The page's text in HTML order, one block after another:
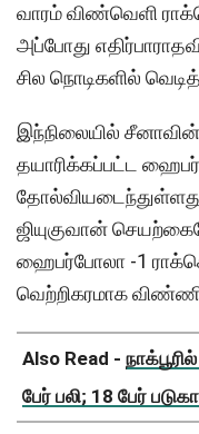
வாரம் விண்வெளி
அப்போது
சில நொடிகளில்
இந்நிலையில்
தயாரிக்கப்பட்ட
ஜியுகுவான்
ஹைபர்போலா -1
வெற்றிகரமாக
Also Read -
பேர் பலி; 18 பேர்